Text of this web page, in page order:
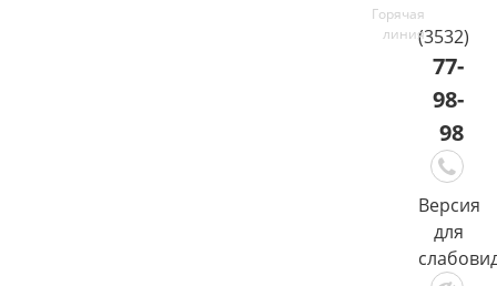
(3532)
77-
98-
98
Версия
для